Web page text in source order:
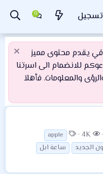
تسجيل
يقدم محتوى مميز
للانضمام الى اسرتنا
والمعلومات. فأهلاَ
ا
ل
م
4K
ا
ل
و
apple
الجديد
ساعة ابل